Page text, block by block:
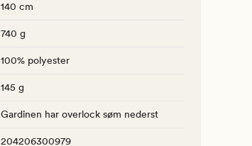
140 cm
740 g
100% polyester
145 g
Gardinen har overlock søm nederst
204206300979